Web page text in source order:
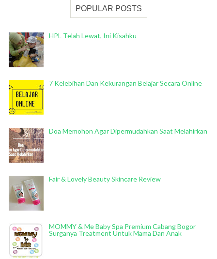
POPULAR POSTS
HPL Telah Lewat, Ini Kisahku
7 Kelebihan Dan Kekurangan Belajar Secara Online
Doa Memohon Agar Dipermudahkan Saat Melahirkan
Fair & Lovely Beauty Skincare Review
MOMMY & Me Baby Spa Premium Cabang Bogor
Surganya Treatment Untuk Mama Dan Anak